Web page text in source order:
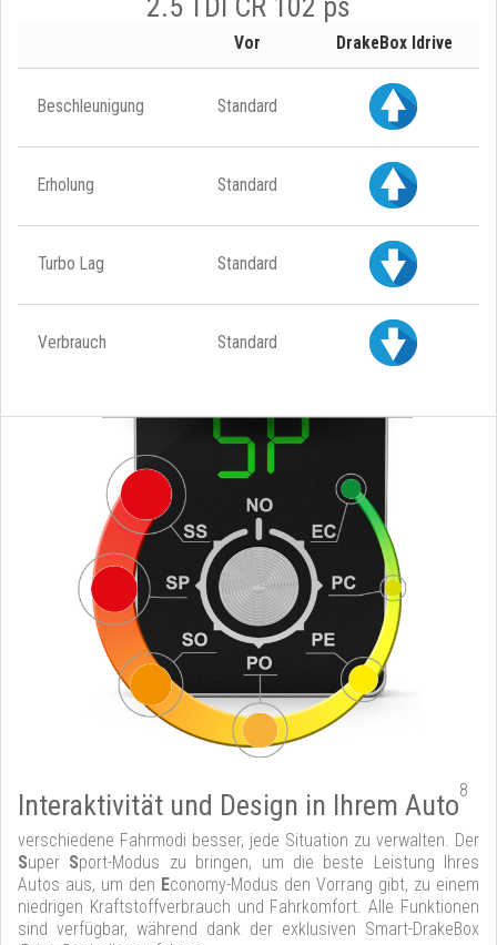
Vor DrakeBox Idrive
Beschleunigung Standard
Erholung Standard
Turbo Lag Standard
Verbrauch Standard
Interaktivität und Design in Ihrem Auto8
verschiedene Fahrmodi besser, jede Situation zu verwalten. Der
Super Sport-Modus zu bringen, um die beste Leistung Ihres
Autos aus, um den Economy-Modus den Vorrang gibt, zu einem
niedrigen Kraftstoffverbrauch und Fahrkomfort. Alle Funktionen
sind verfügbar, während dank der exklusiven Smart-DrakeBox